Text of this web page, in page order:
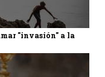
"invasión" a la